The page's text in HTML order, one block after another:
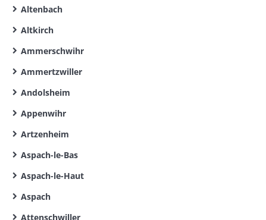
Altenbach
Altkirch
Ammerschwihr
Ammertzwiller
Andolsheim
Appenwihr
Artzenheim
Aspach-le-Bas
Aspach-le-Haut
Aspach
Attenschwiller